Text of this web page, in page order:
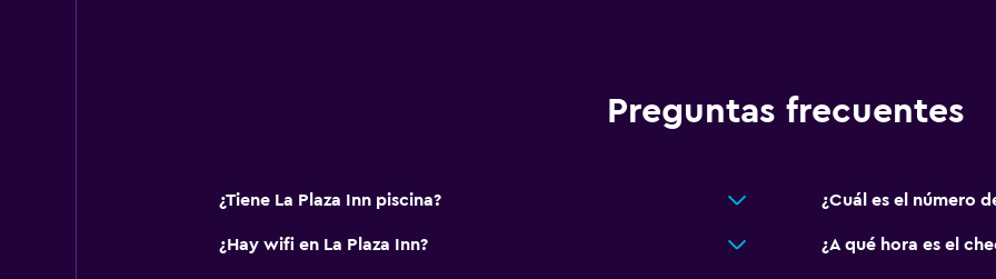
Preguntas frecuentes
¿Tiene La Plaza Inn piscina? ¿Cuál es el número
¿Hay wifi en La Plaza Inn? ¿A qué hora es el